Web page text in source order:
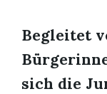
Begleitet
sich die